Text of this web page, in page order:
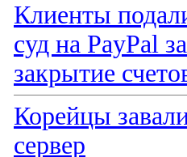
Клиенты
суд на PayPal за
закрытие
Корейцы
сервер